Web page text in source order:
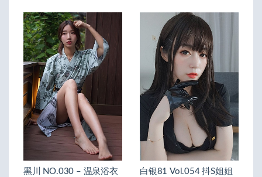
黑川 NO.030 – 温泉浴衣
白银81 Vol.054 抖S姐姐